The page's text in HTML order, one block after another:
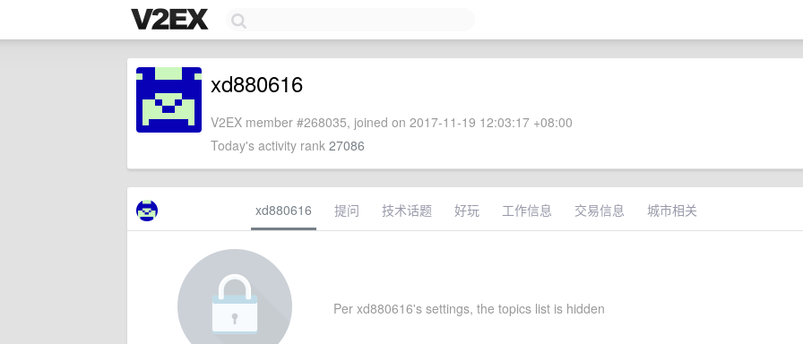
xd880616
V2EX member #268035, joined on 2017-11-19 12:03:17 +08:00
Today's activity rank 27086
xd880616 提问 技术话题 好玩 工作信息 交易信息 城市相关
Per xd880616's settings, the topics list is hidden